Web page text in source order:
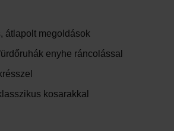
átlapolt megoldások
enyhe ráncolással
kosarakkal